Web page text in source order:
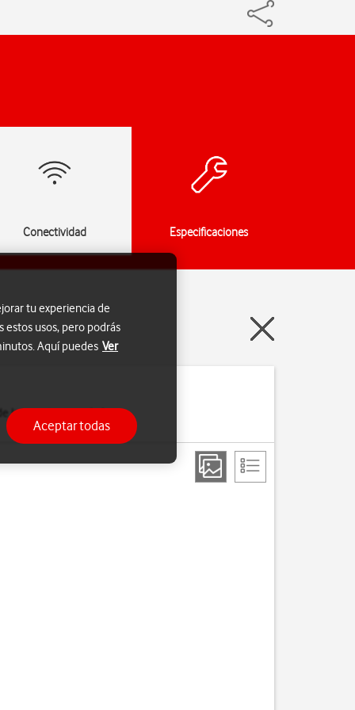
Conectividad Especificaciones
Internet o cuando has
tu experiencia de
estos usos, pero podrás
Aquí puedes Ver
Aceptar todas